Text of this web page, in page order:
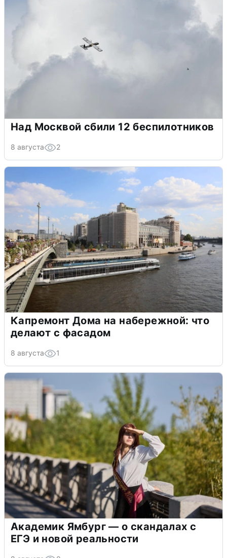
Над Москвой сбили 12 беспилотников
8 августа 2
Капремонт Дома на набережной: что
делают с фасадом
8 августа 1
Академик Ямбург — о скандалах с
ЕГЭ и новой реальности